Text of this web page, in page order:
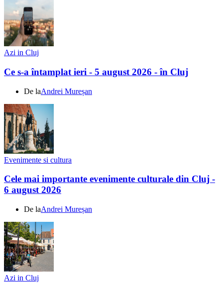
Azi in Cluj
Ce s-a întamplat ieri - 5 august 2026 - în Cluj
De laAndrei Mureșan
Evenimente si cultura
Cele mai importante evenimente culturale din Cluj -
6 august 2026
De laAndrei Mureșan
Azi in Cluj